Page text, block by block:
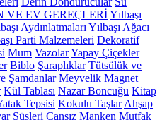
VE EV GEREÇLERİYılbaşı
Aydınlatmaları Yılbaşı Ağacı
Parti Malzemeleri Dekoratif
Mum VazolarYapay Çiçekler
Biblo Şaraplıklar Tütsülük ve
Şamdanlar Meyvelik Magnet
Kül Tablası Nazar Boncuğu Kitap
Tepsisi Kokulu Taşlar Ahşap
Süsleri Cansız Manken Mutfak